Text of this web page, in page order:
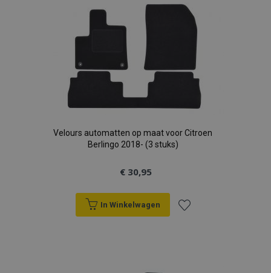
aan
verlanglijst
Velours automatten op maat voor Citroen
Berlingo 2018- (3 stuks)
€ 30,95
In Winkelwagen